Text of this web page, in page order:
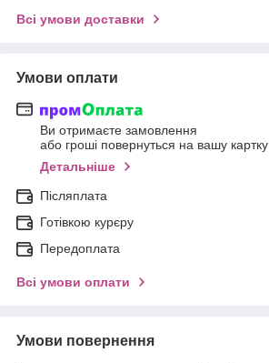
Всі умови доставки
Умови оплати
Ви отримаєте замовлення
або гроші повернуться на вашу картку
Детальніше
Післяплата
Готівкою курєру
Передоплата
Всі умови оплати
Умови повернення